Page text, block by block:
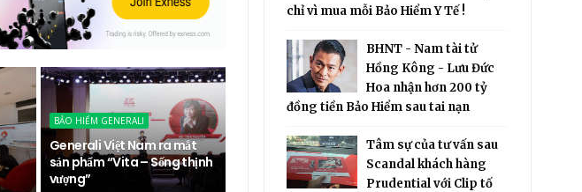
BẢO HIỂM GENERALI
Generali Việt Nam ra mắt
sản phẩm “Vita – Sống thịnh
vượng”
chỉ vì mua mỗi Bảo Hiểm Y Tế !
BHNT - Nam tài tử
Hồng Kông - Lưu Đức
Hoa nhận hơn 200 tỷ
đồng tiền Bảo Hiểm sau tai nạn
Tâm sự của tư vấn sau
Scandal khách hàng
Prudential với Clip tố